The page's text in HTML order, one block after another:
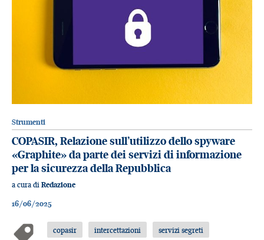
Strumenti
COPASIR, Relazione sull’utilizzo dello spyware
«Graphite» da parte dei servizi di informazione
per la sicurezza della Repubblica
a cura di Redazione
16/06/2025
copasir intercettazioni servizi segreti